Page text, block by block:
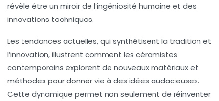
révèle être un miroir de l’ingéniosité humaine et des
innovations techniques.
Les tendances actuelles, qui synthétisent la tradition et
l’innovation, illustrent comment les céramistes
contemporains explorent de nouveaux matériaux et
méthodes pour donner vie à des idées audacieuses.
Cette dynamique permet non seulement de réinventer